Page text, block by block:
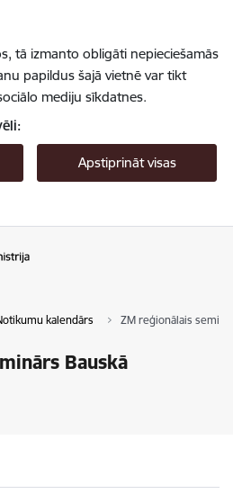
tā izmanto obligāti nepieciešamās
papildus šajā vietnē var tikt
mediju sīkdatnes.
Apstiprināt visas
kalendārs ZM reģionālais
Bauskā